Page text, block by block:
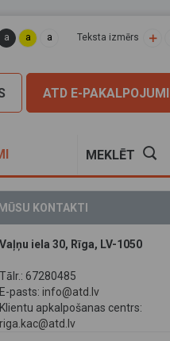
a a a Teksta izmērs
ATD E-PAKALPOJUMI
MEKLĒT
MŪSU KONTAKTI
Vaļņu iela 30, Rīga, LV-1050
Tālr.: 67280485
E-pasts: info@atd.lv
Klientu apkalpošanas centrs:
riga.kac@atd.lv